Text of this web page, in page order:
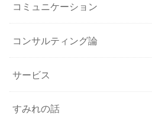
コミュニケーション
コンサルティング論
サービス
すみれの話